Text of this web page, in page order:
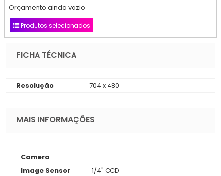
Orçamento ainda vazio
Produtos selecionados
FICHA TÉCNICA
Resolução 704 x 480
MAIS INFORMAÇÕES
Camera
Image Sensor
1/4" CCD